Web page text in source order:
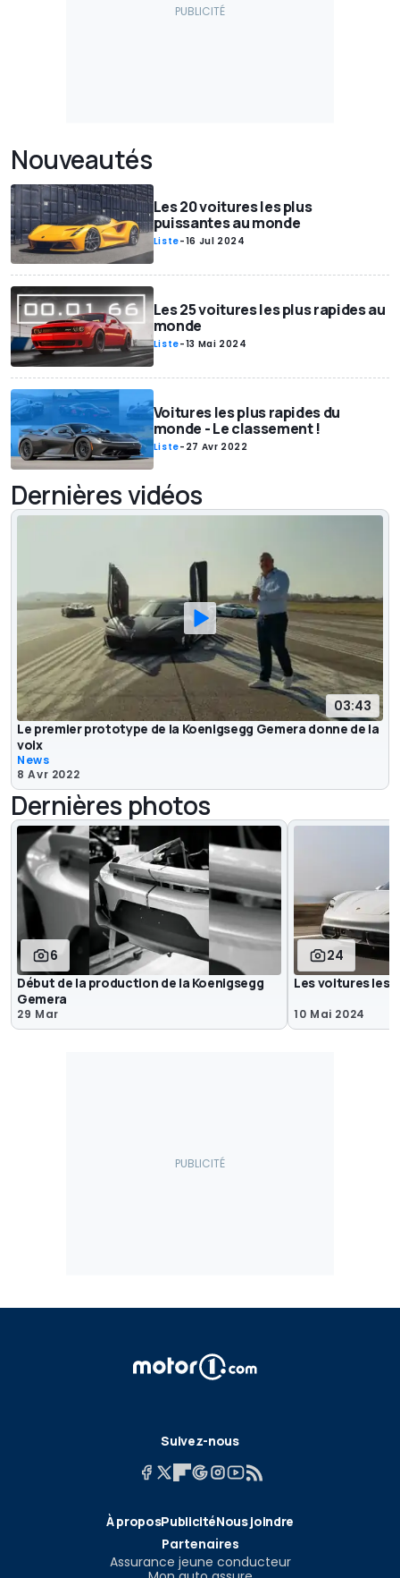
Nouveautés
Les 20 voitures les plus
puissantes au monde
Liste-16 Jul 2024
Les 25 voitures les plus rapides au
monde
Liste-13 Mai 2024
Voitures les plus rapides du
monde - Le classement !
Liste- 27 Avr 2022
Dernières vidéos
03:43
Le premier prototype de la Koenigsegg Gemera donne de la
voix
News
8 Avr 2022
Dernières photos
6
Début de la production de la Koenigsegg
Gemera
29 Mar
24
Les voitures les
10 Mai 2024
Suivez-nous
À proposPublicitéNous joindre
Partenaires
Assurance jeune conducteur